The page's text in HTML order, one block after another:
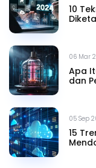
10
06 Mar
Apa
dan
05 Sep
15